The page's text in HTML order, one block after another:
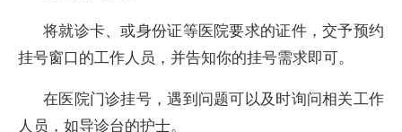
将就诊卡、或身份证等医院要求的证件，交予预约
挂号窗口的工作人员，并告知你的挂号需求即可。
在医院门诊挂号，遇到问题可以及时询问相关工作
人员，如导诊台的护士。